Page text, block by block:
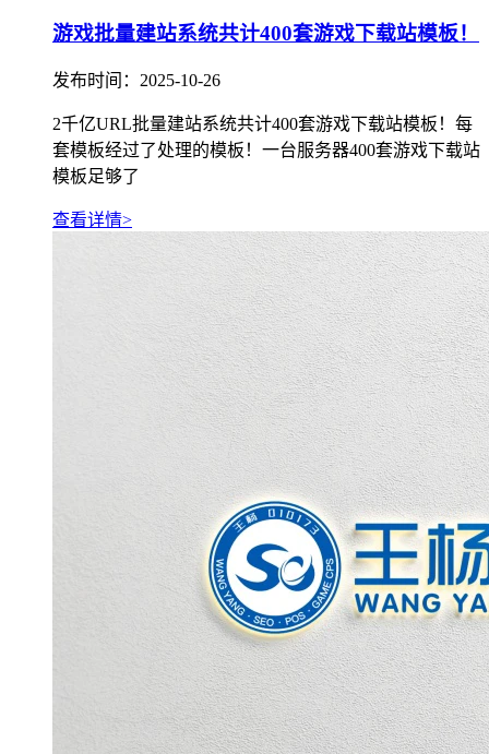
游戏批量建站系统共计400套游戏下载站模板！
发布时间：2025-10-26
2千亿URL批量建站系统共计400套游戏下载站模板！每
套模板经过了处理的模板！一台服务器400套游戏下载站
模板足够了
查看详情>